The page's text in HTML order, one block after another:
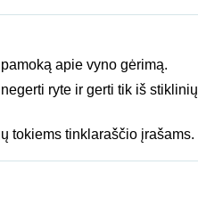
apie vyno gėrimą.
ryte ir gerti tik iš stiklinių
tokiems tinklaraščio įrašams.